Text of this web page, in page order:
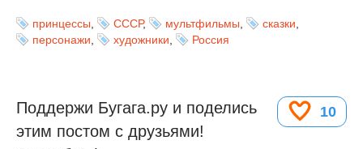
принцессы СССР, мультфильмы сказки
персонажи
художники Россия
10
Поддержи Бугага.ру и поделись
этим постом с друзьями!